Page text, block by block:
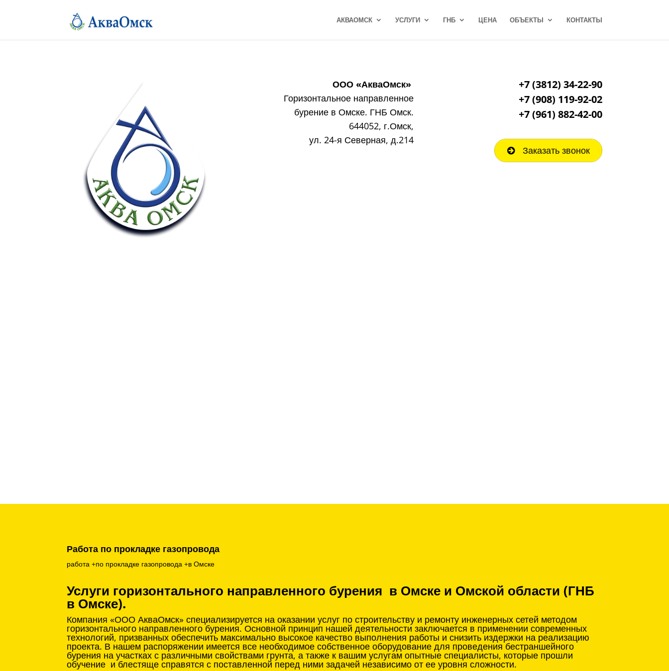
АКВАОМСК УСЛУГИ ГНБ ЦЕНА ОБЪЕКТЫ КОНТАКТЫ
ООО «АкваОмск»
Горизонтальное направленное
бурение в Омске. ГНБ Омск.
644052, г.Омск,
ул. 24-я Северная, д.214
+7 (3812) 34-22-90
+7 (908) 119-92-02
+7(961) 882-42-00
Заказать звонок
Работа по прокладке газопровода
работа +по прокладке газопровода +в Омске
Услуги горизонтального направленного бурения в Омске и Омской области (ГНБ
в Омске).
Компания «ООО АкваОмск» специализируется на оказании услуг по строительству и ремонту инженерных сетей методом
горизонтального направленного бурения. Основной принцип нашей деятельности заключается в применении современных
технологий, призванных обеспечить максимально высокое качество выполнения работы и снизить издержки на реализацию
проекта. В нашем распоряжении имеется все необходимое собственное оборудование для проведения бестраншейного
бурения на участках с различными свойствами грунта, а также к вашим услугам опытные специалисты, которые прошли
обучение и блестяще справятся с поставленной перед ними задачей независимо от ее уровня сложности.